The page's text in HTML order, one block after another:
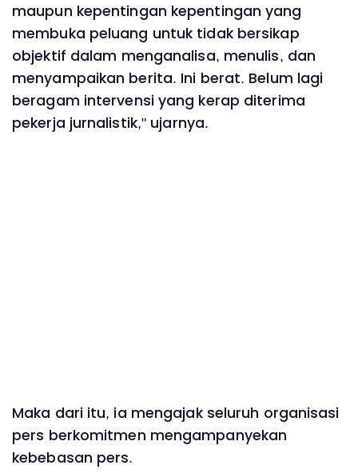
maupun kepentingan kepentingan yang
membuka peluang untuk tidak bersikap
objektif dalam menganalisa, menulis, dan
menyampaikan berita. Ini berat. Belum lagi
beragam intervensi yang kerap diterima
pekerja jurnalistik," ujarnya.
Maka dari itu, ia mengajak seluruh organisasi
pers berkomitmen mengampanyekan
kebebasan pers.